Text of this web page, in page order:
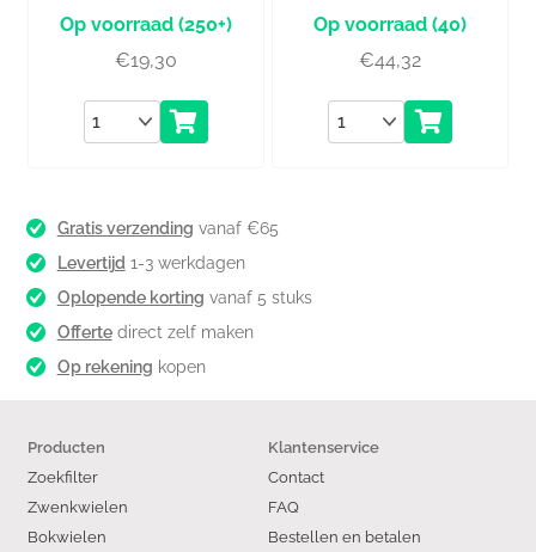
(250+)
€19,30
Aantal
(40)
€44,32
Aantal
Gratis verzending vanaf €65
Levertijd 1-3 werkdagen
Oplopende korting vanaf 5 stuks
Offertedirect zelf maken
Op rekening kopen
Producten
Zoekfilter
Zwenkwielen
Bokwielen
Klantenservice
Contact
FAQ
Bestellen en betalen